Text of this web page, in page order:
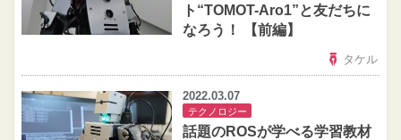
ト“TOMOT-Aro1”と友だちに
なろう！ 【前編】
タケル
2022.03.07
テクノロジー
話題のROSが学べる学習教材